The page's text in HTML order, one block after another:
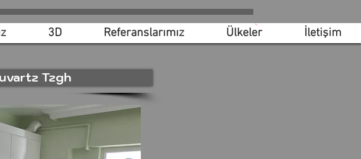
3D Referanslarımız Ülkeler İletişim
Tzgh